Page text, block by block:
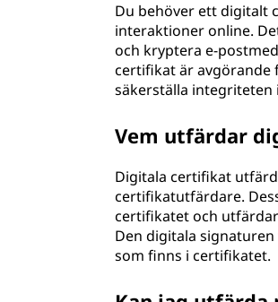
Du behöver ett digitalt
interaktioner online.
och kryptera e-
certifikat är
säkerställa integriteten
Vem utfärdar
Digitala certifikat
certifikatutfärdare.
certifikatet och
Den digitala
som finns i certifikatet.